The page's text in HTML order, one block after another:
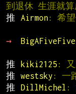
到退休 生涯就算
推
Airmon: 希望
→
BigAFiveFive
推
kiki2125 : 又
推
westsky : 一
推
DillMichel :